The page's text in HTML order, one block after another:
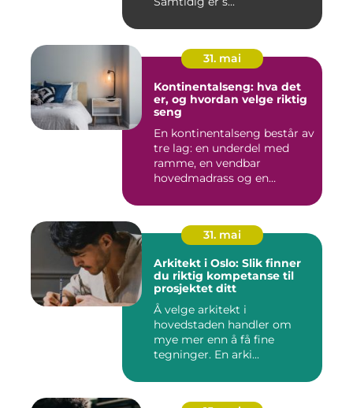
31. mai
Kontinentalseng: hva det
er, og hvordan velge riktig
seng
En kontinentalseng består av
tre lag: en underdel med
ramme, en vendbar
hovedmadrass og en
31. mai
Arkitekt i Oslo: Slik finner
du riktig kompetanse til
prosjektet ditt
Å velge arkitekt i
hovedstaden handler om
mye mer enn å få fine
tegninger. En arki...